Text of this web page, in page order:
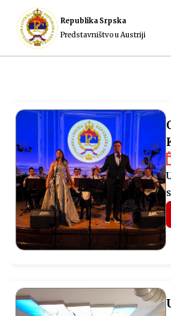
Republika Srpska
Predstavništvo u Austriji